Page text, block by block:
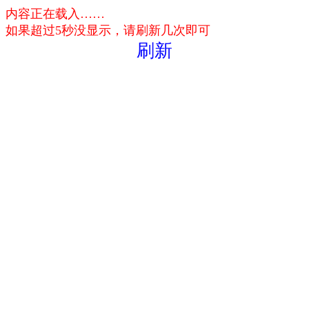
内容正在载入……
如果超过5秒没显示，请刷新几次即可
刷新